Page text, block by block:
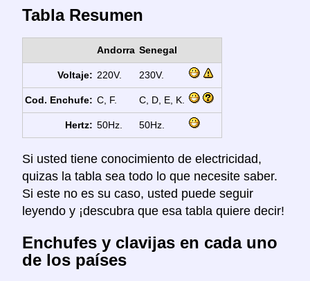
Tabla Resumen
Andorra Senegal
Voltaje: 220V. 230V.
Cod. Enchufe: C, F. C, D, E, K.
Hertz: 50Hz. 50Hz.
Si usted tiene conocimiento de electricidad,
quizas la tabla sea todo lo que necesite saber.
Si este no es su caso, usted puede seguir
leyendo y ¡descubra que esa tabla quiere decir!
Enchufes y clavijas en cada uno
de los países